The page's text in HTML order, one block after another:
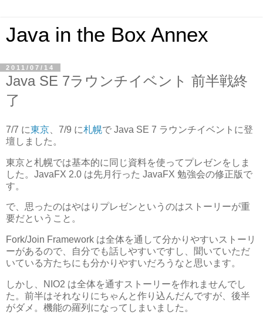
Java in the Box Annex
2011/07/14
Java SE 7ラウンチイベント 前半戦終
了
7/7 に東京 、7/9 に札幌で Java SE 7 ラウンチイベントに登
壇しました。
東京と札幌では基本的に同じ資料を使ってプレゼンをしま
した。JavaFX 2.0 は先月行った JavaFX 勉強会の修正版で
す。
で、思ったのはやはりプレゼンというのはストーリーが重
要だということ。
Fork/Join Framework は全体を通して分かりやすいストーリ
ーがあるので、自分でも話しやすいですし、聞いていただ
いている方たちにも分かりやすいだろうなと思います。
しかし、NIO2 は全体を通すストーリーを作れませんでし
た。前半はそれなりにちゃんと作り込んだんですが、後半
がダメ。機能の羅列になってしまいました。